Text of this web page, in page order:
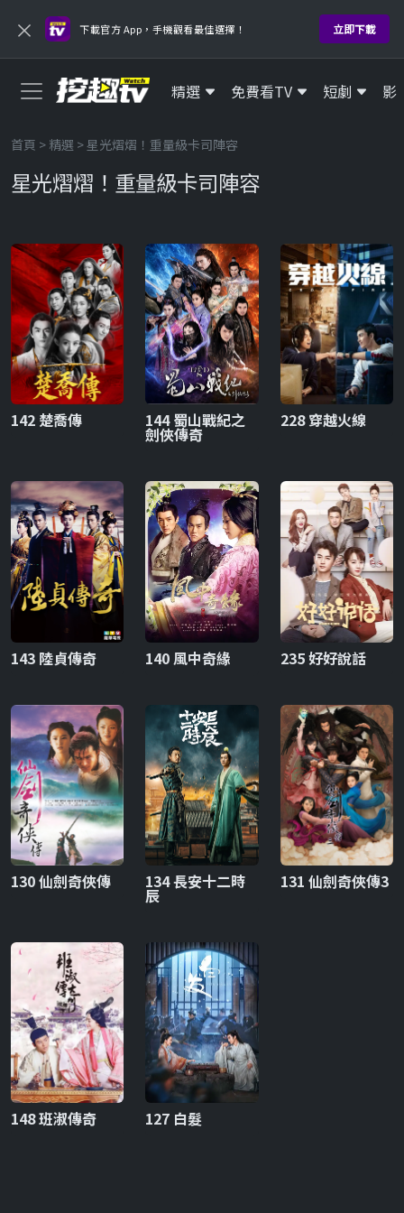
× 下載官方 App，手機觀看最佳選擇！ 立即下載
精選 免費看TV 短劇 影
首頁 > 精選 > 星光熠熠！重量級卡司陣容
星光熠熠！重量級卡司陣容
142 楚喬傳 144 蜀山戰紀之
劍俠傳奇
228 穿越火線
143 陸貞傳奇 140 風中奇緣 235 好好說話
130 仙劍奇俠傳 134 長安十二時
辰
131 仙劍奇俠傳3
148 班淑傳奇 127 白髮